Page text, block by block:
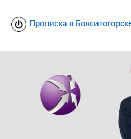
Прописка в